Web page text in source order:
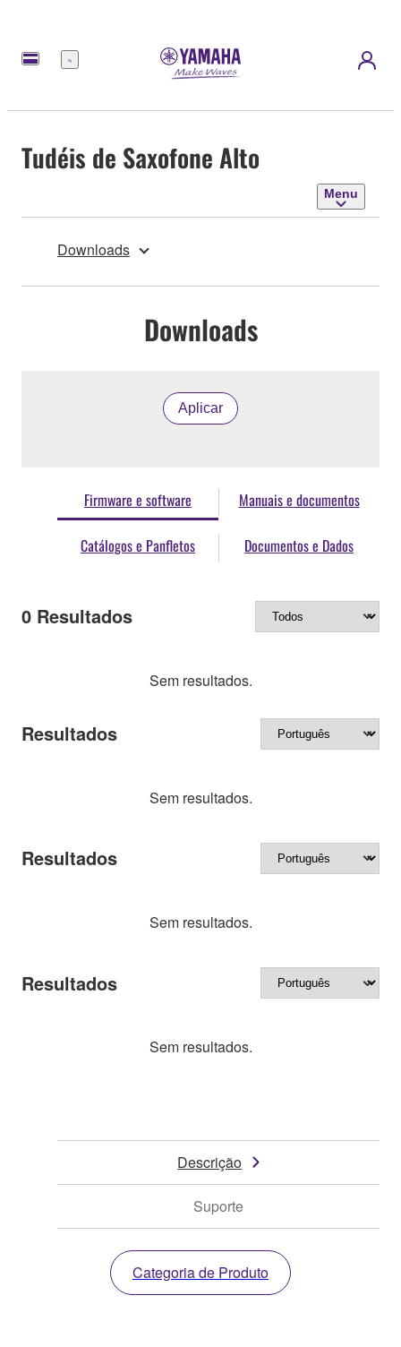
Menu
Tudéis de Saxofone Alto
Menu
Downloads
Downloads
Aplicar
Firmware e software Manuais e documentos
Catálogos e Panfletos Documentos e Dados
0 Resultados
Sem resultados.
Resultados
Sem resultados.
Resultados
Sem resultados.
Resultados
Sem resultados.
Descrição
Suporte
Categoria de Produto